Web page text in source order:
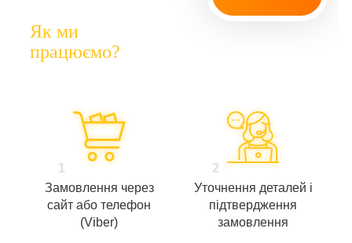
Як ми
працюємо?
1
Замовлення через
сайт або телефон
(Viber)
2
Уточнення деталей і
підтвердження
замовлення